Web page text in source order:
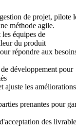
de projet, pilote
méthode agile.
équipes de
du produit
répondre aux
développement pour
ajuste les améliorations
prenantes pour
des